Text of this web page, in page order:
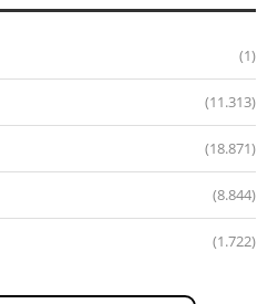
(1)
(11.313)
(18.871)
(8.844)
(1.722)